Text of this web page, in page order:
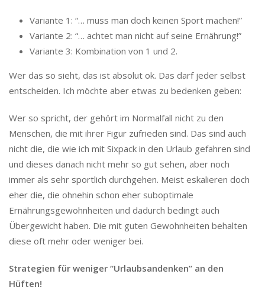
Variante 1: “… muss man doch keinen Sport machen!”
Variante 2: “… achtet man nicht auf seine Ernährung!”
Variante 3: Kombination von 1 und 2.
Wer das so sieht, das ist absolut ok. Das darf jeder selbst
entscheiden. Ich möchte aber etwas zu bedenken geben:
Wer so spricht, der gehört im Normalfall nicht zu den
Menschen, die mit ihrer Figur zufrieden sind. Das sind auch
nicht die, die wie ich mit Sixpack in den Urlaub gefahren sind
und dieses danach nicht mehr so gut sehen, aber noch
immer als sehr sportlich durchgehen. Meist eskalieren doch
eher die, die ohnehin schon eher suboptimale
Ernährungsgewohnheiten und dadurch bedingt auch
Übergewicht haben. Die mit guten Gewohnheiten behalten
diese oft mehr oder weniger bei.
Strategien für weniger “Urlaubsandenken” an den
Hüften!